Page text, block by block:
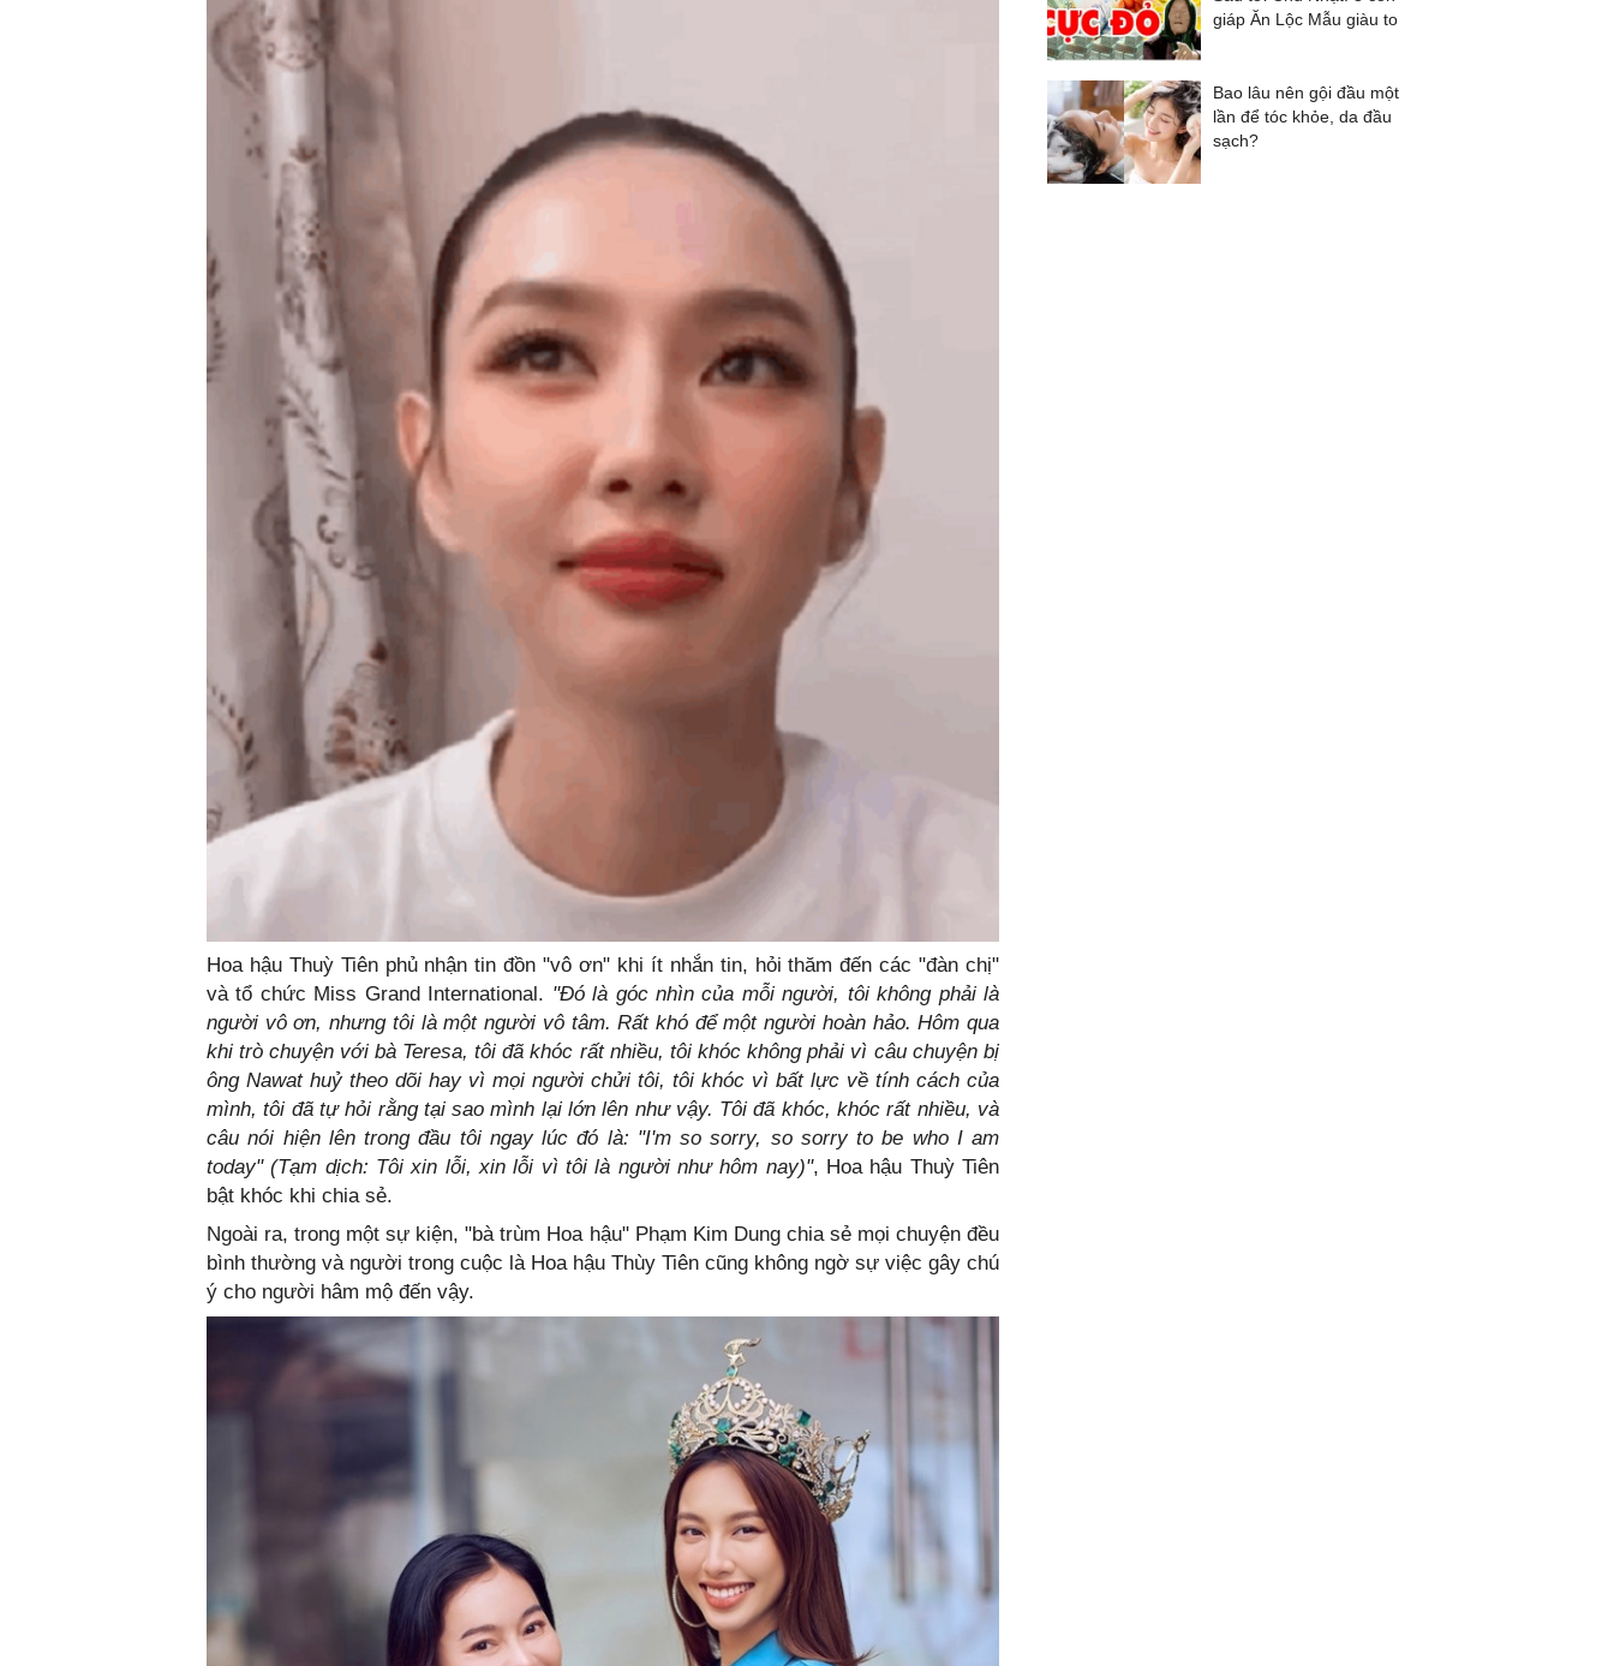
Hoa hậu Thuỳ Tiên phủ nhận tin đồn "vô ơn" khi ít nhắn tin, hỏi thăm đến các "đàn chị"
và tổ chức Miss Grand International. "Đó là góc nhìn của mỗi người, tôi không phải là
người vô ơn, nhưng tôi là một người vô tâm. Rất khó để một người hoàn hảo. Hôm qua
khi trò chuyện với bà Teresa, tôi đã khóc rất nhiều, tôi khóc không phải vì câu chuyện bị
ông Nawat huỷ theo dõi hay vì mọi người chửi tôi, tôi khóc vì bất lực về tính cách của
mình, tôi đã tự hỏi rằng tại sao mình lại lớn lên như vậy. Tôi đã khóc, khóc rất nhiều, và
câu nói hiện lên trong đầu tôi ngay lúc đó là: "I'm so sorry, so sorry to be who I am
today" (Tạm dịch: Tôi xin lỗi, xin lỗi vì tôi là người như hôm nay)", Hoa hậu Thuỳ Tiên
bật khóc khi chia sẻ.
Ngoài ra, trong một sự kiện, "bà trùm Hoa hậu" Phạm Kim Dung chia sẻ mọi chuyện đều
bình thường và người trong cuộc là Hoa hậu Thùy Tiên cũng không ngờ sự việc gây chú
ý cho người hâm mộ đến vậy.
giáp Ăn Lộc Mẫu giàu to
Bao lâu nên gội đầu một
lần để tóc khỏe, da đầu
sạch?